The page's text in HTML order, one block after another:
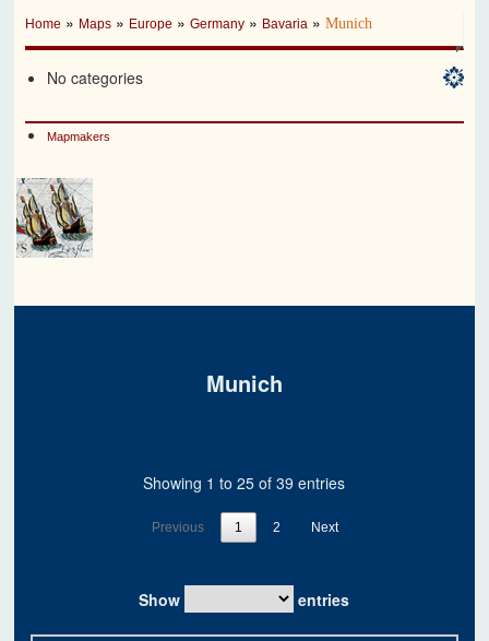
Home » Maps » Europe »Germany » Bavaria »Munich
No categories
Mapmakers
Munich
Show entries
Showing 1 to 25 of 39 entries
Previous 1 2 Next